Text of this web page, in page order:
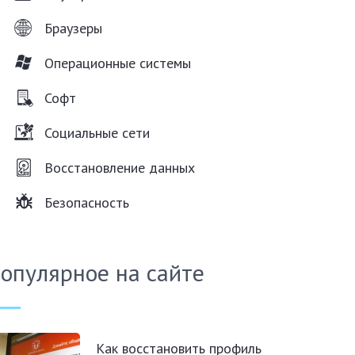
Браузеры
Операционные системы
Софт
Социальные сети
Восстановление данных
Безопасность
на сайте
Как восстановить профиль